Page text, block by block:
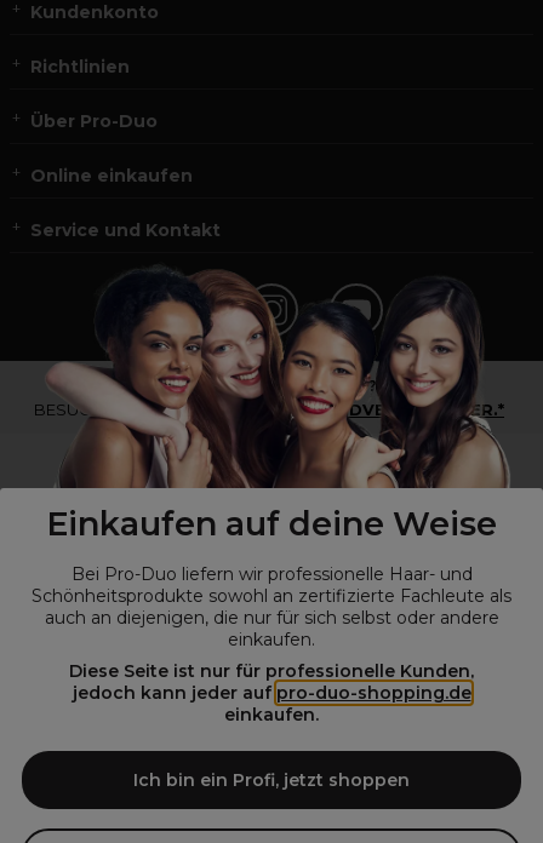
Einkaufen auf deine Weise
Bei Pro-Duo liefern wir professionelle Haar- und
Schönheitsprodukte sowohl an zertifizierte Fachleute als
auch an diejenigen, die nur für sich selbst oder andere
einkaufen.
Diese Seite ist nur für professionelle Kunden,
jedoch kann jeder auf pro-duo-shopping.de
einkaufen.
Ich bin ein Profi, jetzt shoppen
Kundenkonto
Richtlinien
Über Pro-Duo
Online einkaufen
Service und Kontakt
*Du bist kein Profikunde?
BESUCHE
UNSERE WEBSEITE FÜR ENDVERBRAUCHER.*
© Alle Rechte vorbehalten © Pro-Duo2026
Pro-Duo ist Ihr zuverlässiger Partner für hochwertige Produkte im
hochwertigen Produkte, von der Haarpflege über das Make-up bis hin
zu Spezialwerkzeugen, sind so konzipiert, dass sie die Erwartungen
von Friseursalons und Kosmetikstudios übertreffen. Verlassen Sie sich
auf Pro-Duo für erstklassige Qualität und zeitgemäße Lösungen.